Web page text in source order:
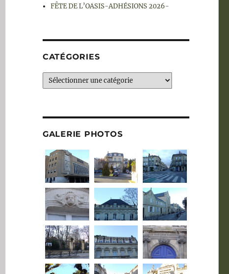
FÊTE DE L’OASIS-ADHÉSIONS 2026-
CATÉGORIES
Catégories
GALERIE PHOTOS